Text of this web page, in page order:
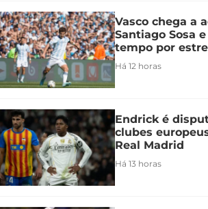
Vasco chega a
Santiago Sosa
tempo por
Há 12 horas
Endrick é
clubes
Real Madrid
Há 13 horas